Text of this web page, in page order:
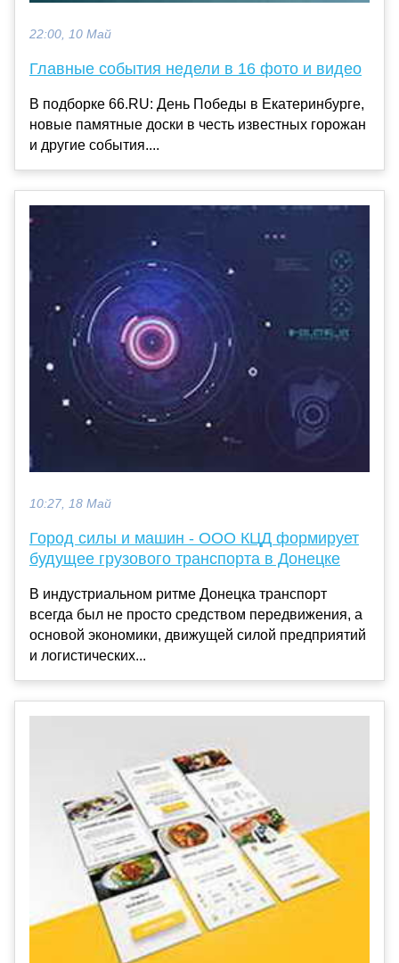
22:00, 10 Май
Главные события недели в 16 фото и видео
В подборке 66.RU: День Победы в Екатеринбурге,
новые памятные доски в честь известных горожан
и другие события....
10:27, 18 Май
Город силы и машин - ООО КЦД формирует
будущее грузового транспорта в Донецке
В индустриальном ритме Донецка транспорт
всегда был не просто средством передвижения, а
основой экономики, движущей силой предприятий
и логистических...